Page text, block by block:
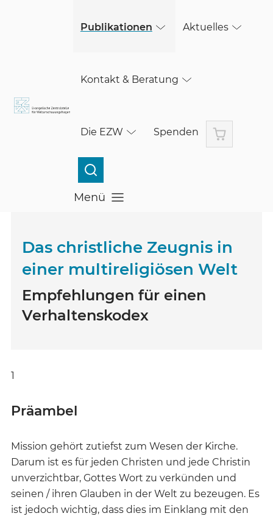
Publikationen Aktuelles
Kontakt & Beratung
Die EZW Spenden Warenkorb
Menü
Menü öffnen
Das christliche Zeugnis in
einer multireligiösen Welt
Empfehlungen für einen
Verhaltenskodex
1
Präambel
Mission gehört zutiefst zum Wesen der Kirche.
Darum ist es für jeden Christen und jede Christin
unverzichtbar, Gottes Wort zu verkünden und
seinen / ihren Glauben in der Welt zu bezeugen. Es
ist jedoch wichtig, dass dies im Einklang mit den